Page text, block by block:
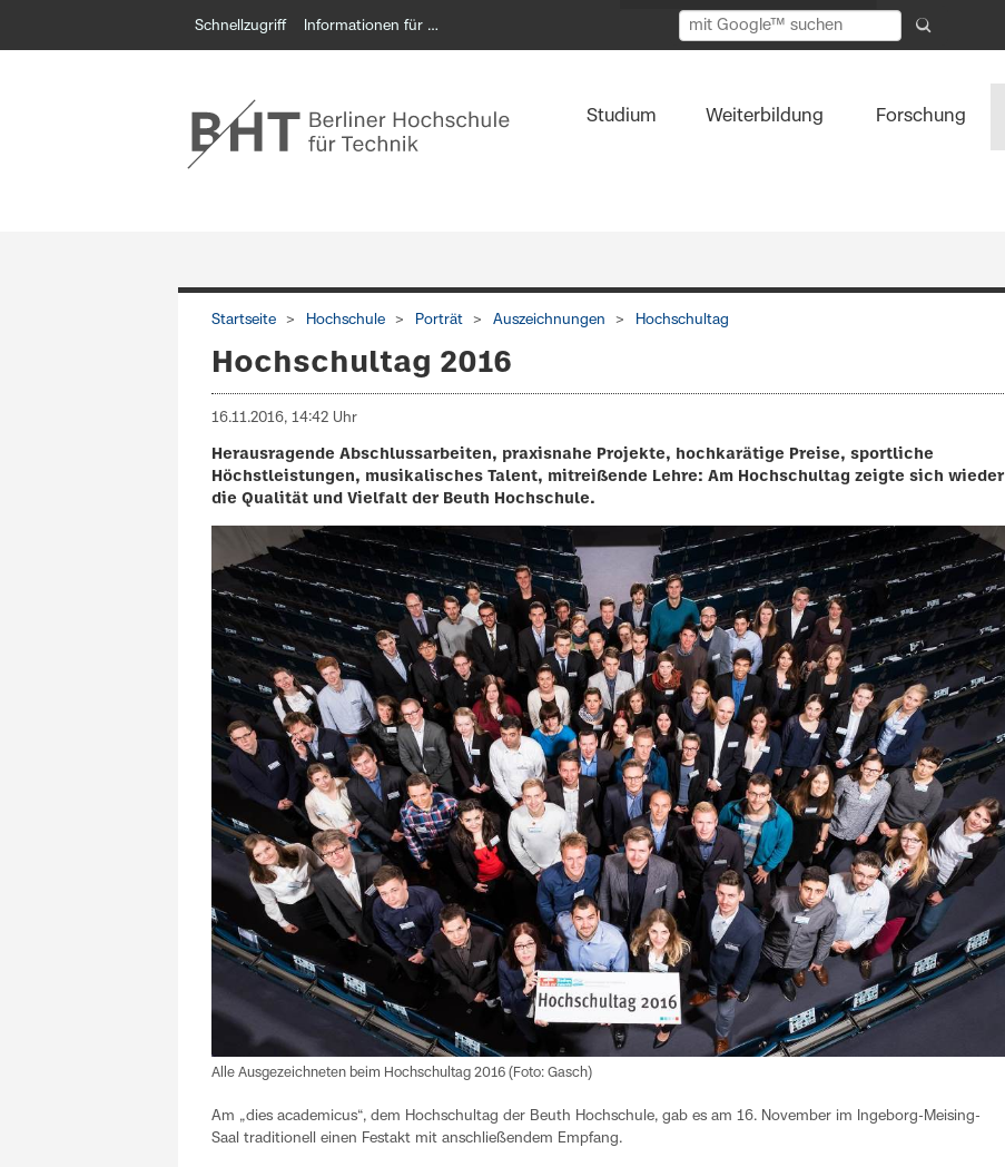
Schnellzugriff Informationen für …
Studium Weiterbildung Forschung
Startseite Hochschule Porträt Auszeichnungen Hochschultag
Hochschultag 2016
16.11.2016, 14:42 Uhr
Herausragende Abschlussarbeiten, praxisnahe Projekte, hochkarätige Preise, sportliche
Höchstleistungen, musikalisches Talent, mitreißende Lehre: Am Hochschultag zeigte sich wieder
die Qualität und Vielfalt der Beuth Hochschule.
Alle Ausgezeichneten beim Hochschultag 2016 (Foto: Gasch)
Am „dies academicus“, dem Hochschultag der Beuth Hochschule, gab es am 16. November im Ingeborg-Meising-
Saal traditionell einen Festakt mit anschließendem Empfang.